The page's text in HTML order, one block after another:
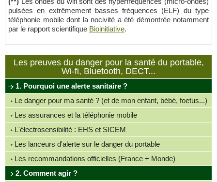
pulsées en extrêmement basses fréquences (ELF) du type
téléphonie mobile dont la nocivité a été démontrée notamment
par le rapport scientifique Bioinitiative.
Les preuves du danger pour la santé du portable,
Wi-fi, Bluetooth, DECT...
1. Pourquoi une alerte sanitaire ?
Le danger pour ma santé ? (et de mon enfant, bébé, foetus...)
Les assurances et la téléphonie mobile
L'électrosensibilité : EHS et SICEM
Les lanceurs d'alerte sur le danger du portable
Les recommandations officielles (France + Monde)
2. Comment agir ?